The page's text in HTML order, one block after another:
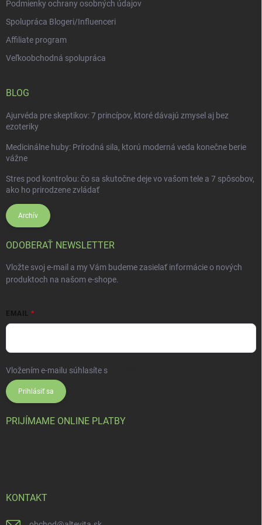
Podmienky ochrany osobných údajov
Spolupráca Blogeri/Influenceri
Affiliate program
Veľkoobchodná spolupráca
BLOG
Ajurvéda pre skeptikov: 7 princípov, ktoré dávajú zmysel aj bez
ezoteriky
Medicinálne huby: Prírodná sila, ktorú moderná veda konečne berie
vážne
Stres pod kontrolou: čo sa skutočne deje vo vašom tele a 7 spôsobov,
ako ho prirodzene zvládať
Archív
ODOBERAŤ NEWSLETTER
Vložte svoj e-mail a my Vám budeme zasielať informácie o nových
produktoch na našom e-shope.
EMAIL
Vložením e-mailu súhlasíte s
Prihlásiť sa
PRIJÍMAME ONLINE PLATBY
KONTAKT